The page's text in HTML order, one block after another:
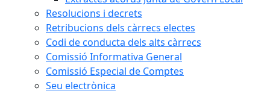
Resolucions i decrets
Retribucions dels càrrecs electes
Codi de conducta dels alts càrrecs
Comissió Informativa General
Comissió Especial de Comptes
Seu electrònica